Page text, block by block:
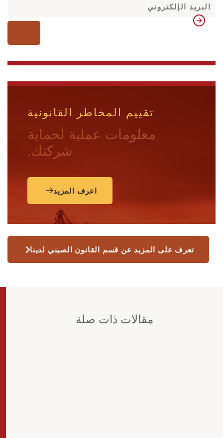
تقييم المخاطر القانونية
معلومات عملية لحماية
شركتك.
اعرف المزيد
تعرف على المزيد عن قسم القانون الصيني لدينا
مقالات ذات صلة